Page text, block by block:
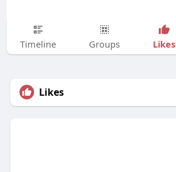
Timeline Groups Likes
Likes